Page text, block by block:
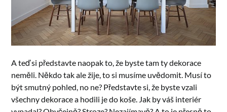
A teď si představte naopak to, že byste tam ty dekorace
neměli. Někdo tak ale žije, to si musíme uvědomit. Musí to
být smutný pohled, no ne? Představte si, že byste vzali
všechny dekorace a hodili je do koše. Jak by váš interiér